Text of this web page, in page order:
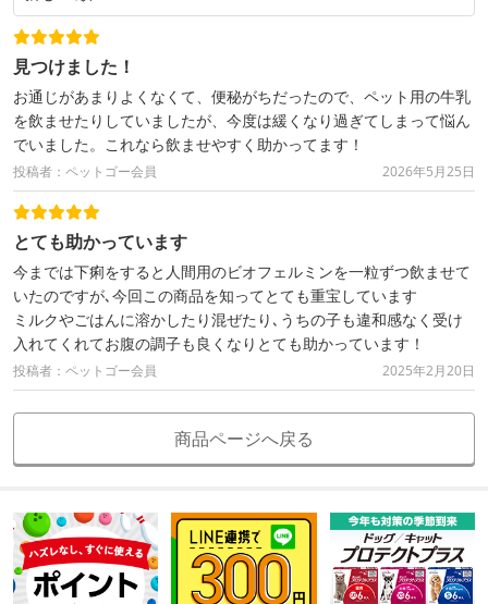
見つけました！
お通じがあまりよくなくて、便秘がちだったので、ペット用の牛乳
を飲ませたりしていましたが、今度は緩くなり過ぎてしまって悩ん
でいました。これなら飲ませやすく助かってます！
投稿者：ペットゴー会員 2026年5月25日
とても助かっています
今までは下痢をすると人間用のビオフェルミンを一粒ずつ飲ませて
いたのですが､今回この商品を知ってとても重宝しています
ミルクやごはんに溶かしたり混ぜたり､うちの子も違和感なく受け
入れてくれてお腹の調子も良くなりとても助かっています！
投稿者：ペットゴー会員 2025年2月20日
商品ページへ戻る